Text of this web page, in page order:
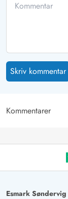
Skriv kommentar
Kommentarer
Esmark Søndervig